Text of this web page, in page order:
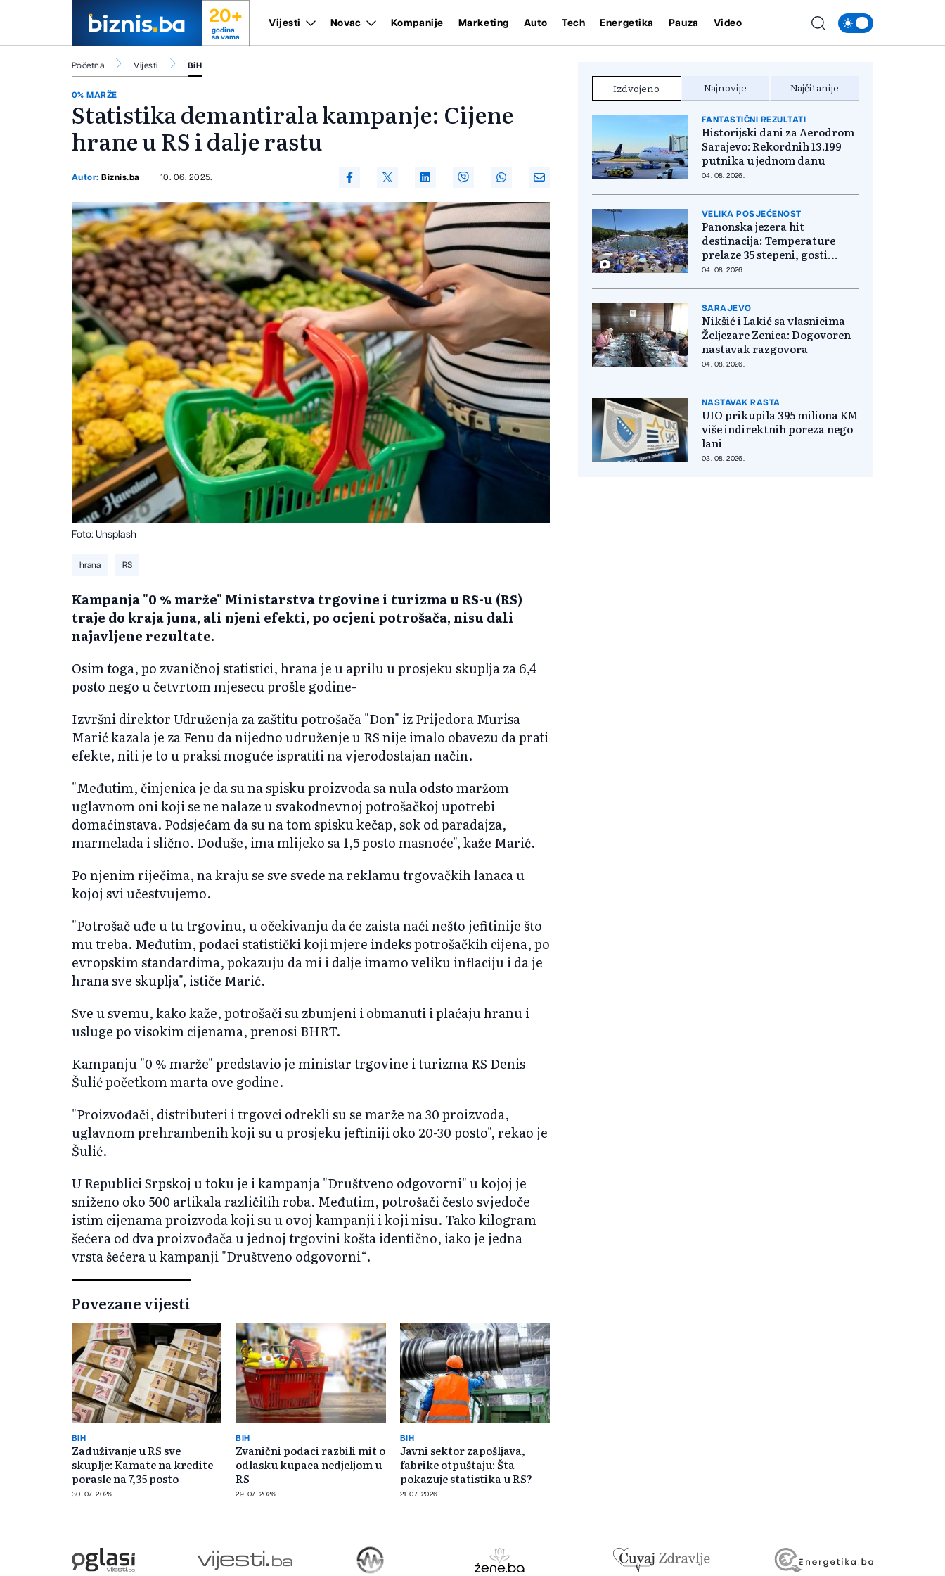
20+
godina
sa vama
Vijesti Novac Kompanije Marketing Auto Tech Energetika Pauza Video
Početna Vijesti BiH
0% MARŽE
Statistika demantirala kampanje: Cijene
hrane u RS i dalje rastu
Autor:Biznis.ba 10. 06. 2025.
Foto: Unsplash
hrana RS
Kampanja "0 % marže" Ministarstva trgovine i turizma u RS-u (RS)
traje do kraja juna, ali njeni efekti, po ocjeni potrošača, nisu dali
najavljene rezultate.
Osim toga, po zvaničnoj statistici, hrana je u aprilu u prosjeku skuplja za 6,4
posto nego u četvrtom mjesecu prošle godine-
Izvršni direktor Udruženja za zaštitu potrošača "Don" iz Prijedora Murisa
Marić kazala je za Fenu da nijedno udruženje u RS nije imalo obavezu da prati
efekte, niti je to u praksi moguće ispratiti na vjerodostajan način.
"Međutim, činjenica je da su na spisku proizvoda sa nula odsto maržom
uglavnom oni koji se ne nalaze u svakodnevnoj potrošačkoj upotrebi
domaćinstava. Podsjećam da su na tom spisku kečap, sok od paradajza,
marmelada i slično. Doduše, ima mlijeko sa 1,5 posto masnoće", kaže Marić.
Po njenim riječima, na kraju se sve svede na reklamu trgovačkih lanaca u
kojoj svi učestvujemo.
"Potrošač uđe u tu trgovinu, u očekivanju da će zaista naći nešto jefitinije što
mu treba. Međutim, podaci statistički koji mjere indeks potrošačkih cijena, po
evropskim standardima, pokazuju da mi i dalje imamo veliku inflaciju i da je
hrana sve skuplja", ističe Marić.
Sve u svemu, kako kaže, potrošači su zbunjeni i obmanuti i plaćaju hranu i
usluge po visokim cijenama, prenosi BHRT.
Kampanju "0 % marže" predstavio je ministar trgovine i turizma RS Denis
Šulić početkom marta ove godine.
"Proizvođači, distributeri i trgovci odrekli su se marže na 30 proizvoda,
uglavnom prehrambenih koji su u prosjeku jeftiniji oko 20-30 posto", rekao je
Šulić.
U Republici Srpskoj u toku je i kampanja "Društveno odgovorni" u kojoj je
sniženo oko 500 artikala različitih roba. Međutim, potrošači često svjedoče
istim cijenama proizvoda koji su u ovoj kampanji i koji nisu. Tako kilogram
šećera od dva proizvođača u jednoj trgovini košta identično, iako je jedna
vrsta šećera u kampanji "Društveno odgovorni“.
Povezane vijesti
BIH
Zaduživanje u RS sve
skuplje: Kamate na kredite
porasle na 7,35 posto
30. 07. 2026.
BIH
Zvanični podaci razbili mit o
odlasku kupaca nedjeljom u
RS
29. 07. 2026.
BIH
Javni sektor zapošljava,
fabrike otpuštaju: Šta
pokazuje statistika u RS?
21. 07. 2026.
Izdvojeno Najnovije Najčitanije
FANTASTIČNI REZULTATI
Historijski dani za Aerodrom
Sarajevo: Rekordnih 13.199
putnika u jednom danu
04. 08. 2026.
VELIKA POSJEĆENOST
Panonska jezera hit
destinacija: Temperature
prelaze 35 stepeni, gosti
pristižu iz cijele regije
04. 08. 2026.
SARAJEVO
Nikšić i Lakić sa vlasnicima
Željezare Zenica: Dogovoren
nastavak razgovora
04. 08. 2026.
NASTAVAK RASTA
UIO prikupila 395 miliona KM
više indirektnih poreza nego
lani
03. 08. 2026.